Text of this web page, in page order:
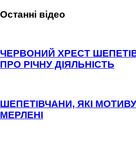
Останні відео
ЧЕРВОНИЙ ХРЕСТ
ПРО РІЧНУ ДІЯЛЬНІСТЬ
ШЕПЕТІВЧАНИ, ЯКІ
МЕРЛЕНІ